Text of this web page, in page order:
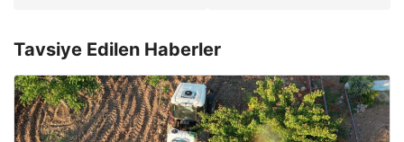
Tavsiye Edilen Haberler